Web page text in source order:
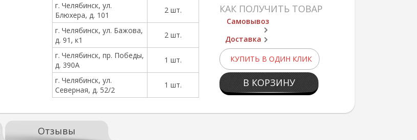
КАК ПОЛУЧИТЬ ТОВАР
Самовывоз
Доставка
КУПИТЬ В ОДИН КЛИК
В КОРЗИНУ
г. Челябинск, ул.
Блюхера, д. 101
2 шт.
г. Челябинск, ул. Бажова,
д. 91, к1
2 шт.
г. Челябинск, пр. Победы,
д. 390А
1 шт.
г. Челябинск, ул.
Северная, д. 52/2
1 шт.
Отзывы